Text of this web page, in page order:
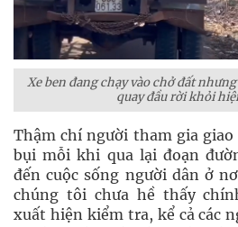
Xe ben đang chạy vào chở đất
quay đầu rời khỏi
Thậm chí người tham gia
bụi mỗi khi qua lại đoạn
đến cuộc sống người dân ở
chúng tôi chưa hề thấy
xuất hiện kiểm tra, kể cả các